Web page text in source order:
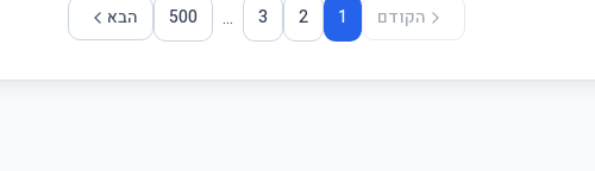
הקודם 1
2
3
...
500 הבא